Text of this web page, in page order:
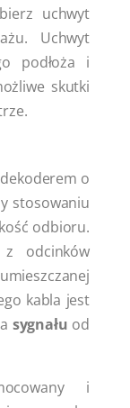
uchwyt
Uchwyt
podłoża i
skutki
o
stosowaniu
odbioru.
z odcinków
kabla jest
sygnału od
i